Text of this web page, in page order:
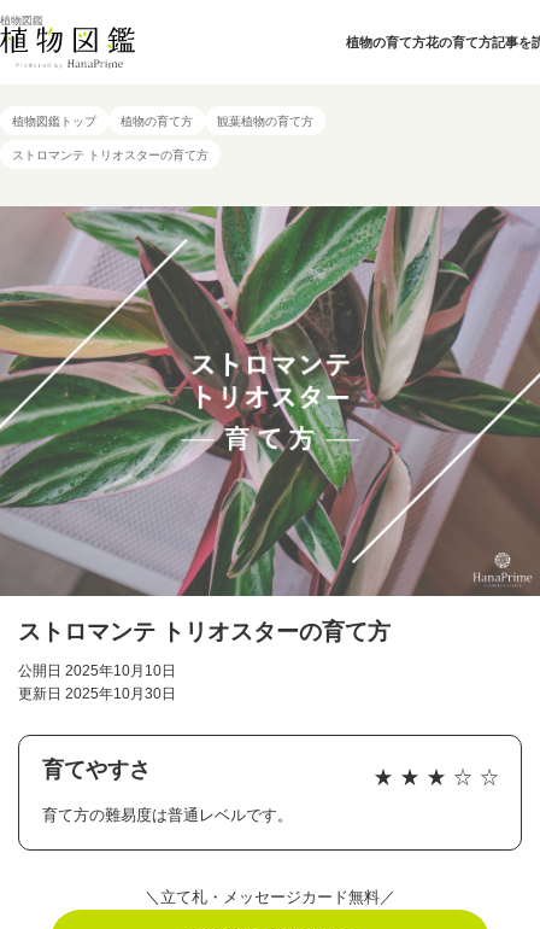
植物図鑑
植物の育て方花の育て方記事を
植物図鑑トップ 植物の育て方 観葉植物の育て方
ストロマンテ トリオスターの育て方
ストロマンテ トリオスターの育て方
公開日 2025年10月10日
更新日 2025年10月30日
育てやすさ
育て方の難易度は普通レベルです。
＼立て札・メッセージカード無料／